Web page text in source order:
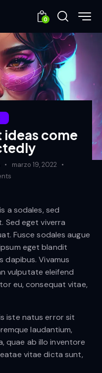
0
come
marzo 19, 2022
a sodales, sed
Sed eget viverra
Fusce sodales augue
eget blandit
dapibus. Vivamus
vulputate eleifend
eu, consequat vitae,
iste natus error sit
laudantium,
quae ab illo inventore
vitae dicta sunt,